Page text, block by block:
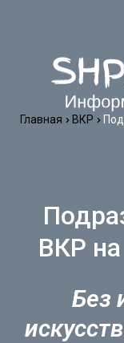
ВКР на
Без
Главная ВКР